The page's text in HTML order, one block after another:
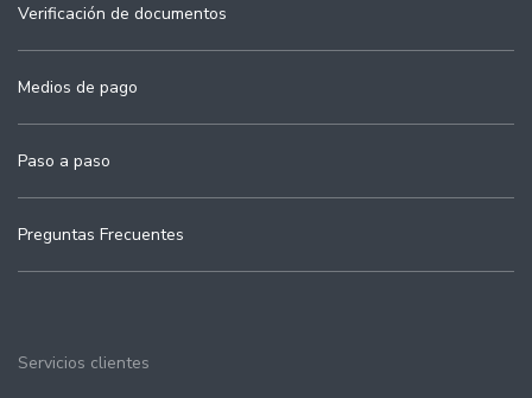
Verificación de documentos
Medios de pago
Paso a paso
Preguntas Frecuentes
Servicios clientes